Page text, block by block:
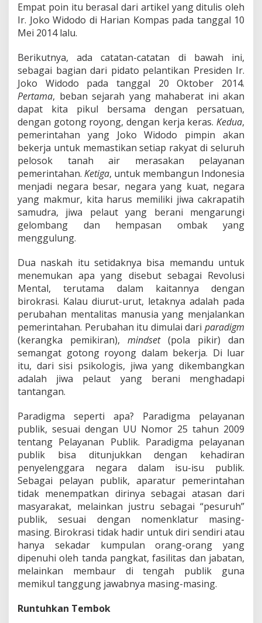
Empat poin itu berasal dari artikel yang ditulis oleh
Ir. Joko Widodo di Harian Kompas pada tanggal 10
Mei 2014 lalu.
Berikutnya, ada catatan-catatan di bawah ini,
sebagai bagian dari pidato pelantikan Presiden Ir.
Joko Widodo pada tanggal 20 Oktober 2014.
Pertama, beban sejarah yang mahaberat ini akan
dapat kita pikul bersama dengan persatuan,
dengan gotong royong, dengan kerja keras. Kedua,
pemerintahan yang Joko Widodo pimpin akan
bekerja untuk memastikan setiap rakyat di seluruh
pelosok tanah air merasakan pelayanan
pemerintahan. Ketiga, untuk membangun Indonesia
menjadi negara besar, negara yang kuat, negara
yang makmur, kita harus memiliki jiwa cakrapatih
samudra, jiwa pelaut yang berani mengarungi
gelombang dan hempasan ombak yang
menggulung.
Dua naskah itu setidaknya bisa memandu untuk
menemukan apa yang disebut sebagai Revolusi
Mental, terutama dalam kaitannya dengan
birokrasi. Kalau diurut-urut, letaknya adalah pada
perubahan mentalitas manusia yang menjalankan
pemerintahan. Perubahan itu dimulai dari paradigm
(kerangka pemikiran), mindset(pola pikir) dan
semangat gotong royong dalam bekerja. Di luar
itu, dari sisi psikologis, jiwa yang dikembangkan
adalah jiwa pelaut yang berani menghadapi
tantangan.
Paradigma seperti apa? Paradigma pelayanan
publik, sesuai dengan UU Nomor 25 tahun 2009
tentang Pelayanan Publik. Paradigma pelayanan
publik bisa ditunjukkan dengan kehadiran
penyelenggara negara dalam isu-isu publik.
Sebagai pelayan publik, aparatur pemerintahan
tidak menempatkan dirinya sebagai atasan dari
masyarakat, melainkan justru sebagai “pesuruh”
publik, sesuai dengan nomenklatur masing-
masing. Birokrasi tidak hadir untuk diri sendiri atau
hanya sekadar kumpulan orang-orang yang
dipenuhi oleh tanda pangkat, fasilitas dan jabatan,
melainkan membaur di tengah publik guna
memikul tanggung jawabnya masing-masing.
Runtuhkan Tembok